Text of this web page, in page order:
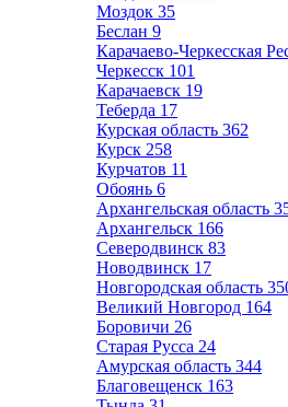
Моздок 35
Беслан 9
Карачаево-Черкесская
Черкесск 101
Карачаевск 19
Теберда 17
Курская область 362
Курск 258
Курчатов 11
Обоянь 6
Архангельская область
Архангельск 166
Северодвинск 83
Новодвинск 17
Новгородская область
Великий Новгород 164
Боровичи 26
Старая Русса 24
Амурская область 344
Благовещенск 163